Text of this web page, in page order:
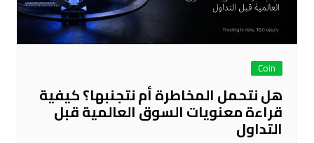
Coin
هل نتحمل المخاطرة أم نتجنبها؟ كيفية
قراءة معنويات السوق العالمية قبل
التداول